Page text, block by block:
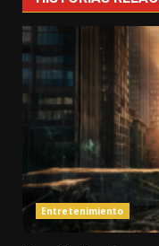
Entretenimiento